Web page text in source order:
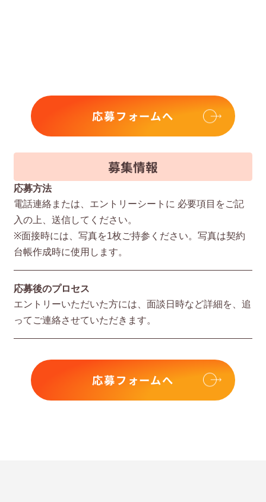
応募フォームへ
募集情報
応募方法
電話連絡または、エントリーシートに 必要項⽬をご記
⼊の上、送信してください。
※⾯接時には、写真を1枚ご持参ください。写真は契約
台帳作成時に使⽤します。
応募後のプロセス
エントリーいただいた⽅には、⾯談⽇時など詳細を、追
ってご連絡させていただきます。
応募フォームへ